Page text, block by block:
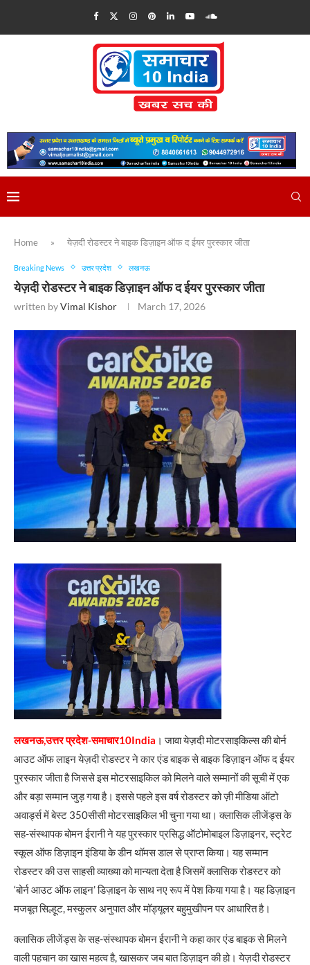
Home » येज़दी रोडस्टर ने बाइक डिज़ाइन ऑफ द ईयर पुरस्कार जीता
Breaking News उत्तर प्रदेश लखनऊ
येज़दी रोडस्टर ने बाइक डिज़ाइन ऑफ द ईयर पुरस्कार जीता
written byVimal Kishor March 17, 2026
लखनऊ,उत्तर प्रदेश-समाचार10India । जावा येज़दी मोटरसाइकिल्स की बोर्न
आउट ऑफ लाइन येज़दी रोडस्टर ने कार एंड बाइक से बाइक डिज़ाइन ऑफ द ईयर
पुरस्कार जीता है जिससे इस मोटरसाइकिल को मिलने वाले सम्मानों की सूची में एक
और बड़ा सम्मान जुड़ गया है। इससे पहले इस वर्ष रोडस्टर को ज़ी मीडिया ऑटो
अवार्ड्स में बेस्ट 350सीसी मोटरसाइकिल भी चुना गया था। क्लासिक लीजेंड्स के
सह-संस्थापक बोमन ईरानी ने यह पुरस्कार प्रसिद्ध ऑटोमोबाइल डिज़ाइनर, स्ट्रेट
स्कूल ऑफ डिज़ाइन इंडिया के डीन थॉमस डाल से प्राप्त किया। यह सम्मान
रोडस्टर की उस साहसी व्याख्या को मान्यता देता है जिसमें क्लासिक रोडस्टर को
‘बोर्न आउट ऑफ लाइन’ डिज़ाइन के साथ नए रूप में पेश किया गया है। यह डिज़ाइन
मजबूत सिल्हूट, मस्कुलर अनुपात और मॉड्यूलर बहुमुखीपन पर आधारित है।
क्लासिक लीजेंड्स के सह-संस्थापक बोमन ईरानी ने कहा कार एंड बाइक से मिलने
वाली पहचान का खास महत्व है, खासकर जब बात डिज़ाइन की हो। येज़दी रोडस्टर